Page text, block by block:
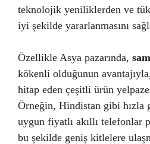
teknolojik yeniliklerden ve
iyi şekilde yararlanmasını
Özellikle Asya pazarında,
kökenli olduğunun
hitap eden çeşitli ürün
Örneğin, Hindistan gibi hızla
uygun fiyatlı akıllı telefonlar
bu şekilde geniş kitlelere